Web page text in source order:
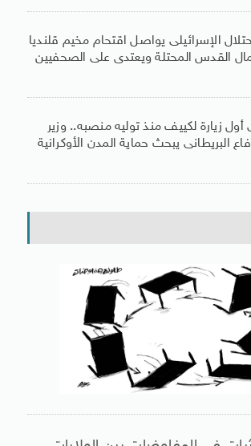
الإسرائيلى يواصل اقتحام مخيم قلنديا
القدس المحتلة ويعتدى على الصحفيين
أول زيارة لكييف منذ توليه منصبه.. وزير
البريطانى يبحث حماية المدن الأوكرانية